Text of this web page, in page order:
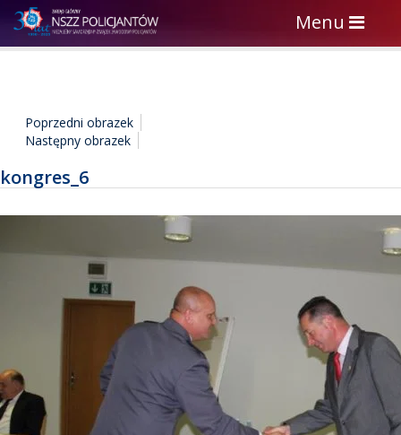
Toggle
navigation
Menu
Poprzedni obrazek
Następny obrazek
kongres_6